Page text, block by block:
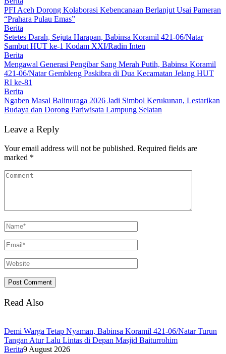
PFI Aceh Dorong Kolaborasi Kebencanaan Berlanjut Usai Pameran
“Prahara Pulau Emas”
Berita
Setetes Darah, Sejuta Harapan, Babinsa Koramil 421-06/Natar
Sambut HUT ke-1 Kodam XXI/Radin Inten
Berita
Mengawal Generasi Pengibar Sang Merah Putih, Babinsa Koramil
421-06/Natar Gembleng Paskibra di Dua Kecamatan Jelang HUT
RI ke-81
Berita
Ngaben Masal Balinuraga 2026 Jadi Simbol Kerukunan, Lestarikan
Budaya dan Dorong Pariwisata Lampung Selatan
Leave a Reply
Your email address will not be published. Required fields are
marked *
Read Also
Demi Warga Tetap Nyaman, Babinsa Koramil 421-06/Natar Turun
Tangan Atur Lalu Lintas di Depan Masjid Baiturrohim
Berita9 August 2026